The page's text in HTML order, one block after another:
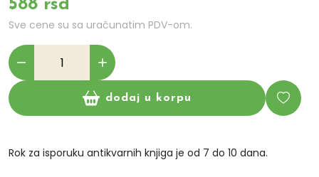
588 rsd
Sve cene su sa uračunatim PDV-om.
dodaj u korpu
Rok za isporuku antikvarnih knjiga je od 7 do 10 dana.